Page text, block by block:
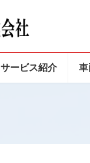
サービス紹介